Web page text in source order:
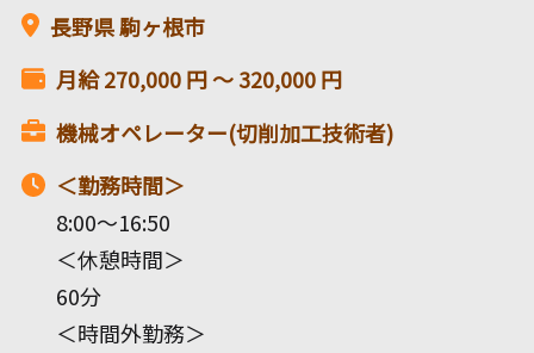
長野県駒ヶ根市
月給 270,000 円 〜 320,000円
機械オペレーター(切削加工技術者)
＜勤務時間＞
8:00～16:50
＜休憩時間＞
60分
＜時間外勤務＞